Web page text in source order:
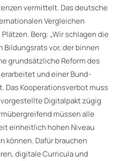
vermittelt. Das deutsche
Vergleichen
Berg: „Wir schlagen die
vor, der binnen
grundsätzliche Reform des
und einer Bund-
Das Kooperationsverbot muss
Digitalpakt zügig
müssen alle
einheitlich hohen Niveau
können. Dafür brauchen
digitale Curricula und